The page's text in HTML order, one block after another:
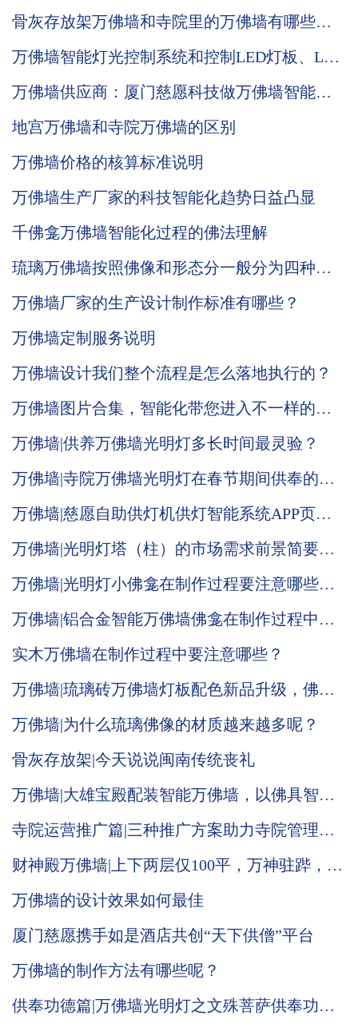
骨灰存放架万佛墙和寺院里的万佛墙有哪些区
万佛墙智能灯光控制系统和控制LED灯板、LCD
万佛墙供应商：厦门慈愿科技做万佛墙智能化
地宫万佛墙和寺院万佛墙的区别
万佛墙价格的核算标准说明
万佛墙生产厂家的科技智能化趋势日益凸显
千佛龛万佛墙智能化过程的佛法理解
琉璃万佛墙按照佛像和形态分一般分为四种品
万佛墙厂家的生产设计制作标准有哪些？
万佛墙定制服务说明
万佛墙设计我们整个流程是怎么落地执行的？
万佛墙图片合集，智能化带您进入不一样的体
万佛墙|供养万佛墙光明灯多长时间最灵验？
万佛墙|寺院万佛墙光明灯在春节期间供奉的意
万佛墙|慈愿自助供灯机供灯智能系统APP页面
万佛墙|光明灯塔（柱）的市场需求前景简要说
万佛墙|光明灯小佛龛在制作过程要注意哪些问
万佛墙|铝合金智能万佛墙佛龛在制作过程中要
实木万佛墙在制作过程中要注意哪些？
万佛墙|琉璃砖万佛墙灯板配色新品升级，佛光
万佛墙|为什么琉璃佛像的材质越来越多呢？
骨灰存放架|今天说说闽南传统丧礼
万佛墙|大雄宝殿配装智能万佛墙，以佛具智
寺院运营推广篇|三种推广方案助力寺院管理系
财神殿万佛墙|上下两层仅100平，万神驻跸，气
万佛墙的设计效果如何最佳
厦门慈愿携手如是酒店共创“天下供僧”平台
万佛墙的制作方法有哪些呢？
供奉功德篇|万佛墙光明灯之文殊菩萨供奉功德